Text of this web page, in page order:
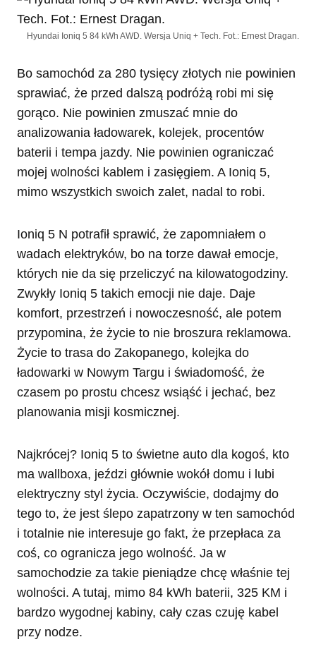
Hyundai Ioniq 5 84 kWh AWD. Wersja Uniq + Tech. Fot.: Ernest Dragan.
Bo samochód za 280 tysięcy złotych nie powinien
sprawiać, że przed dalszą podróżą robi mi się
gorąco. Nie powinien zmuszać mnie do
analizowania ładowarek, kolejek, procentów
baterii i tempa jazdy. Nie powinien ograniczać
mojej wolności kablem i zasięgiem. A Ioniq 5,
mimo wszystkich swoich zalet, nadal to robi.
Ioniq 5 N potrafił sprawić, że zapomniałem o
wadach elektryków, bo na torze dawał emocje,
których nie da się przeliczyć na kilowatogodziny.
Zwykły Ioniq 5 takich emocji nie daje. Daje
komfort, przestrzeń i nowoczesność, ale potem
przypomina, że życie to nie broszura reklamowa.
Życie to trasa do Zakopanego, kolejka do
ładowarki w Nowym Targu i świadomość, że
czasem po prostu chcesz wsiąść i jechać, bez
planowania misji kosmicznej.
Najkrócej? Ioniq 5 to świetne auto dla kogoś, kto
ma wallboxa, jeździ głównie wokół domu i lubi
elektryczny styl życia. Oczywiście, dodajmy do
tego to, że jest ślepo zapatrzony w ten samochód
i totalnie nie interesuje go fakt, że przepłaca za
coś, co ogranicza jego wolność. Ja w
samochodzie za takie pieniądze chcę właśnie tej
wolności. A tutaj, mimo 84 kWh baterii, 325 KM i
bardzo wygodnej kabiny, cały czas czuję kabel
przy nodze.